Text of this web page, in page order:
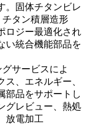
。固体チタンビレ
タン積層造形
ロジー最適化され
い統合機能部品を
サービスによ
、エネルギー、
部品をサポートし
グレビュー、熱処
放電加工